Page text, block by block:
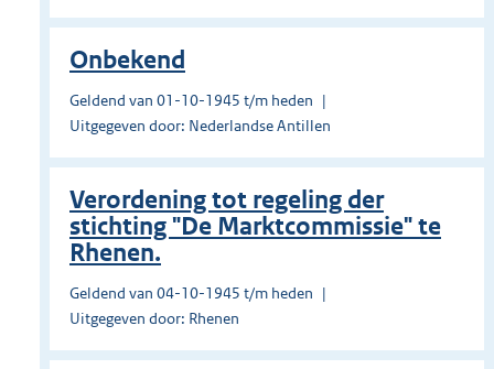
Onbekend
Geldend van 01-10-1945 t/m heden
Uitgegeven door: Nederlandse Antillen
Verordening tot regeling der
stichting "De Marktcommissie" te
Rhenen.
Geldend van 04-10-1945 t/m heden
Uitgegeven door: Rhenen